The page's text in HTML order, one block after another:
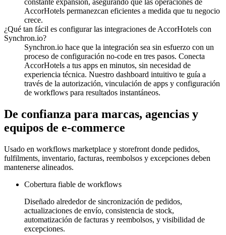
constante expansión, asegurando que las operaciones de
AccorHotels permanezcan eficientes a medida que tu negocio
crece.
¿Qué tan fácil es configurar las integraciones de AccorHotels con
Synchron.io?
Synchron.io hace que la integración sea sin esfuerzo con un
proceso de configuración no-code en tres pasos. Conecta
AccorHotels a tus apps en minutos, sin necesidad de
experiencia técnica. Nuestro dashboard intuitivo te guía a
través de la autorización, vinculación de apps y configuración
de workflows para resultados instantáneos.
De confianza para marcas, agencias y
equipos de e-commerce
Usado en workflows marketplace y storefront donde pedidos,
fulfilments, inventario, facturas, reembolsos y excepciones deben
mantenerse alineados.
Cobertura fiable de workflows
Diseñado alrededor de sincronización de pedidos,
actualizaciones de envío, consistencia de stock,
automatización de facturas y reembolsos, y visibilidad de
excepciones.